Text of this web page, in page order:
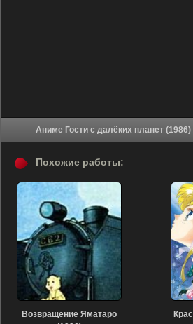
Похожие работы:
Возвращение Яматаро